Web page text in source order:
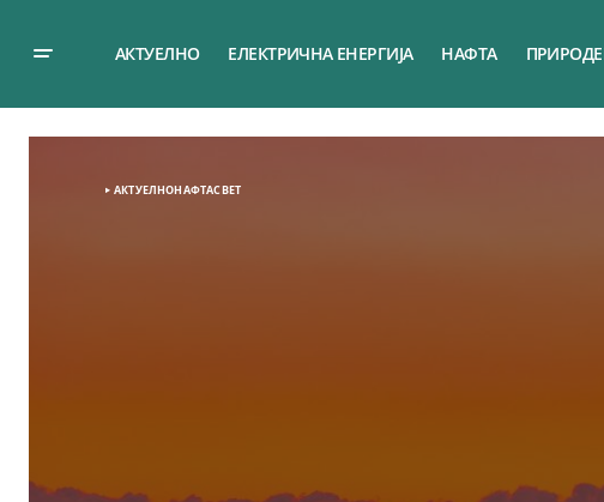
АКТУЕЛНО ЕЛЕКТРИЧНА ЕНЕРГИЈА НАФТА
АКТУЕЛНОНАФТАСВЕТ